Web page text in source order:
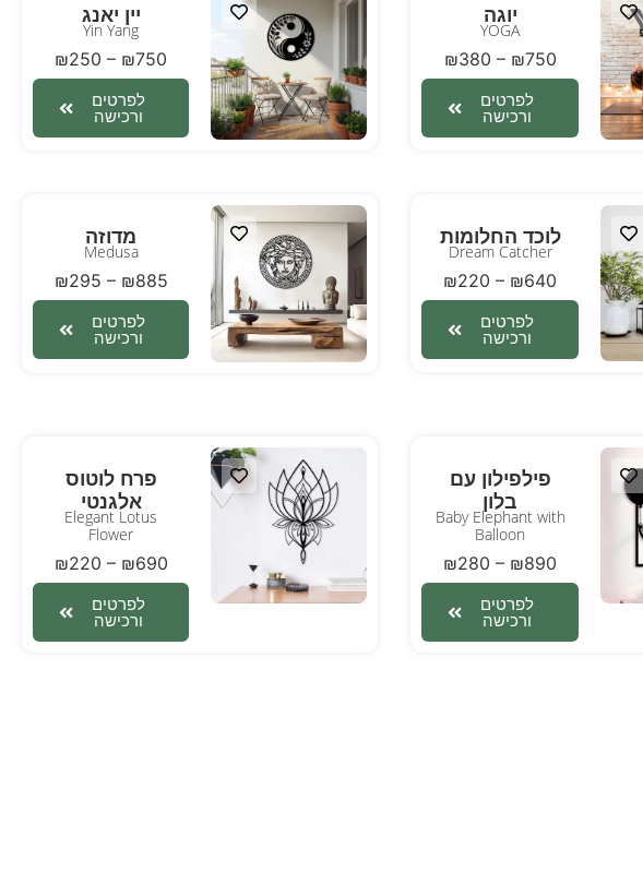
יוגה
YOGA
₪380 – ₪750
לפרטים
ורכישה
יין יאנג
Yin Yang
₪250 – ₪750
לפרטים
ורכישה
לוכד החלומות
Dream Catcher
₪220 – ₪640
לפרטים
ורכישה
מדוזה
Medusa
₪295 – ₪885
לפרטים
ורכישה
פילפילון עם
בלון
Baby Elephant with
Balloon
₪280 – ₪890
לפרטים
ורכישה
פרח לוטוס
אלגנטי
Elegant Lotus
Flower
₪220 – ₪690
לפרטים
ורכישה